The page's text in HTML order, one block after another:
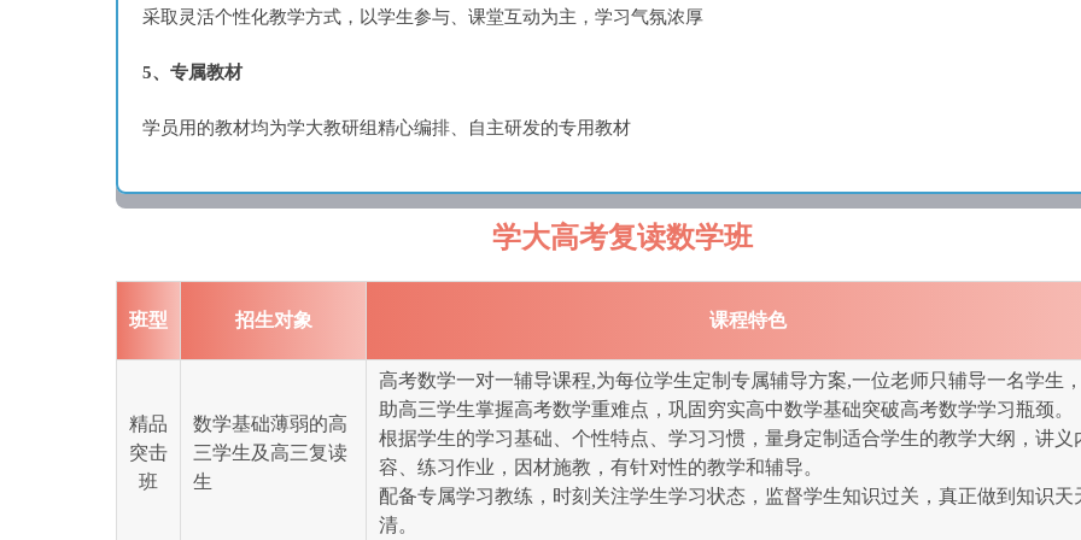
采取灵活个性化教学方式，以学生参与、课堂互动为主，学习气氛浓厚
5、专属教材
学员用的教材均为学大教研组精心编排、自主研发的专用教材
学大高考复读数学班
班型 招生对象 课程特色
精品
突击
班
数学基础薄弱的高
三学生及高三复读
生
高考数学一对一辅导课程,为每位学生定制专属辅导方案,一位老师只辅导一名学生
助高三学生掌握高考数学重难点，巩固穷实高中数学基础突破高考数学学习瓶颈。
根据学生的学习基础、个性特点、学习习惯，量身定制适合学生的教学大纲，讲义
容、练习作业，因材施教，有针对性的教学和辅导。
配备专属学习教练，时刻关注学生学习状态，监督学生知识过关，真正做到知识天
清。